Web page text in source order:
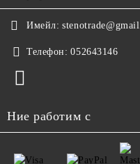
Имейл:
Телефон: 052643146
Ние работим с